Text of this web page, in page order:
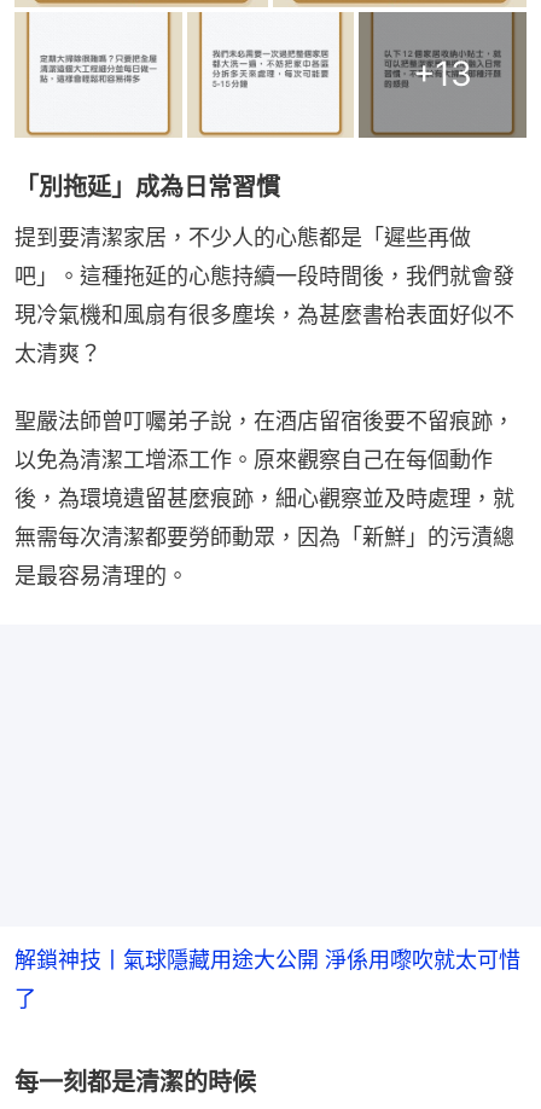
+13
「別拖延」成為日常習慣
提到要清潔家居，不少人的心態都是「遲些再做
吧」。這種拖延的心態持續一段時間後，我們就會發
現冷氣機和風扇有很多塵埃，為甚麼書枱表面好似不
太清爽？
聖嚴法師曾叮囑弟子說，在酒店留宿後要不留痕跡，
以免為清潔工增添工作。原來觀察自己在每個動作
後，為環境遺留甚麼痕跡，細心觀察並及時處理，就
無需每次清潔都要勞師動眾，因為「新鮮」的污漬總
是最容易清理的。
解鎖神技丨氣球隱藏用途大公開 淨係用嚟吹就太可惜
了
每一刻都是清潔的時候